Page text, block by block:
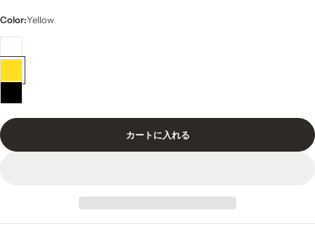
Color:Yellow
カートに入れる